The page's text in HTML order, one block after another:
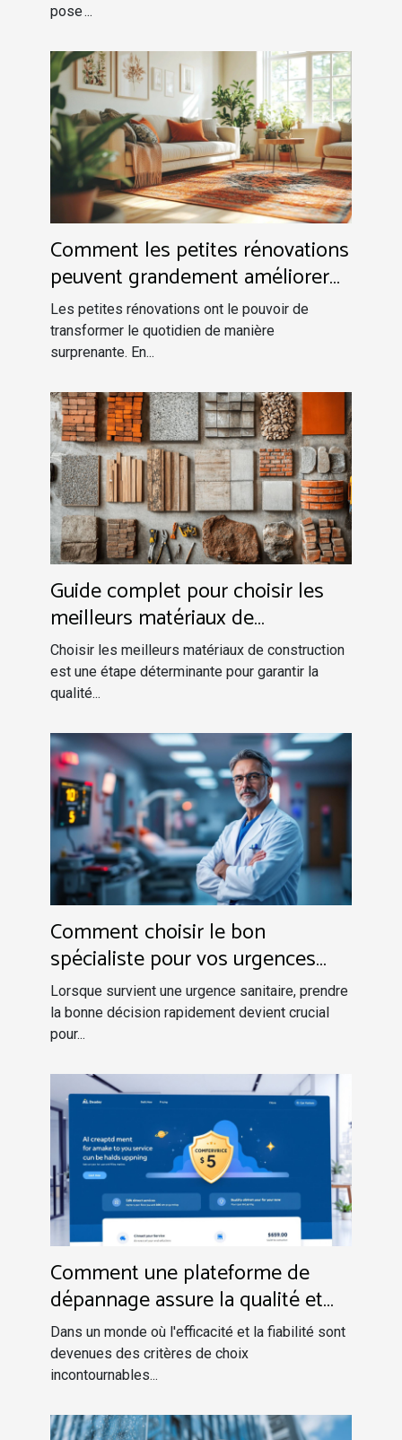
pose ...
Comment les petites rénovations
peuvent grandement améliorer
votre quotidien ?
Les petites rénovations ont le pouvoir de
transformer le quotidien de manière
surprenante. En...
Guide complet pour choisir les
meilleurs matériaux de
construction
Choisir les meilleurs matériaux de construction
est une étape déterminante pour garantir la
qualité...
Comment choisir le bon
spécialiste pour vos urgences
sanitaires
Lorsque survient une urgence sanitaire, prendre
la bonne décision rapidement devient crucial
pour...
Comment une plateforme de
dépannage assure la qualité et
les meilleurs tarifs
Dans un monde où l'efficacité et la fiabilité sont
devenues des critères de choix
incontournables...